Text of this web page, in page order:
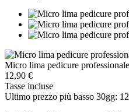
Micro lima pedicure professionale
12,90 €
Tasse incluse
Ultimo prezzo più basso 30gg: